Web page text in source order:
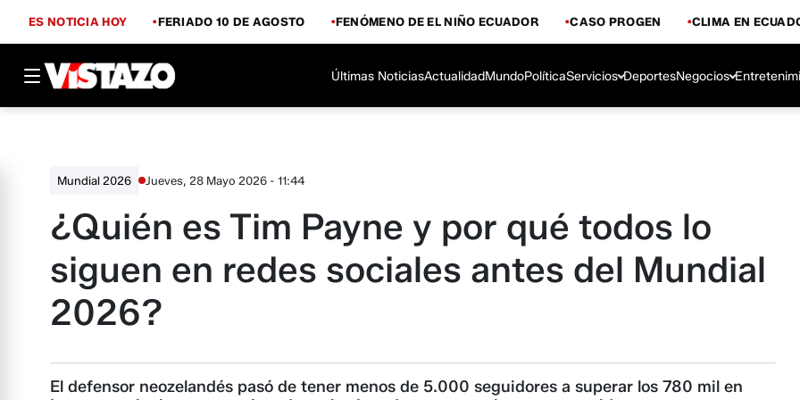
ES NOTICIA HOY FERIADO 10 DE AGOSTO FENÓMENO DE EL NIÑO ECUADOR CASO PROGEN CLIMA EN
Últimas NoticiasActualidadMundoPolíticaServicios DeportesNegocios
Mundial 2026 Jueves, 28 Mayo 2026 - 11:44
¿Quién es Tim Payne y por qué todos lo
siguen en redes sociales antes del Mundial
2026?
El defensor neozelandés pasó de tener menos de 5.000 seguidores a superar los 780 mil en